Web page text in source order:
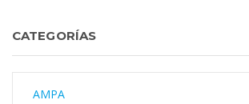
CATEGORÍAS
AMPA